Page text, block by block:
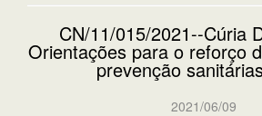
CN/11/015/2021--Cúria
Orientações para o reforço
prevenção
2021/06/09